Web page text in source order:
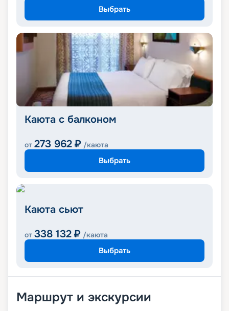
Выбрать
Каюта с балконом
от 273 962 ₽ /каюта
Выбрать
Каюта сьют
от 338 132 ₽ /каюта
Выбрать
Маршрут и экскурсии